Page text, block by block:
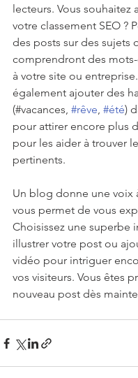
lecteurs. Vous souhaitez
votre classement SEO ?
des posts sur des sujets
comprendront des mots-
à votre site ou
également ajouter des
(#vacances, #rêve, #été)
pour attirer encore plus
pour les aider à trouver
pertinents.
Un blog donne une voix
vous permet de vous
Choisissez une superbe
illustrer votre post ou
vidéo pour intriguer
vos visiteurs. Vous êtes
nouveau post dès